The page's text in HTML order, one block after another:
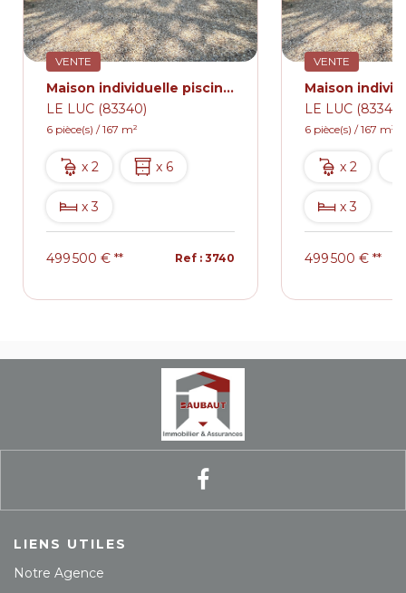
VENTE
Maison individuelle piscine dependance.
LE LUC (83340)
6 pièce(s) / 167 m²
x 2 x 6
x 3
499 500 € ** Ref : 3740
VENTE
LE LUC (83340)
6 pièce(s) / 167 m²
x 2
x 3
499 500 € **
LIENS UTILES
Notre Agence